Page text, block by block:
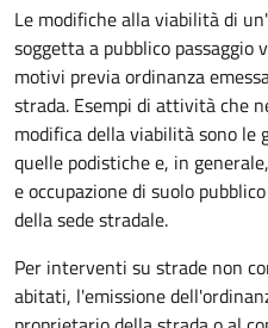
Le modifiche alla viabilità di
soggetta a pubblico
motivi previa ordinanza
strada. Esempi di attività che
modifica della viabilità sono le
quelle podistiche e, in
e occupazione di suolo
della sede stradale.
Per interventi su strade non
abitati, l'emissione